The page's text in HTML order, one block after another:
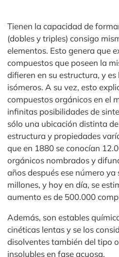
Tienen la capacidad de
(dobles y triples) consigo
elementos. Esto genera que
compuestos que poseen la
difieren en su estructura, y es
isómeros. A su vez, esto
compuestos orgánicos en el
infinitas posibilidades de
sólo una ubicación distinta
estructura y propiedades
que en 1880 se conocían
orgánicos nombrados y
años después ese número ya
millones, y hoy en día, se
aumento es de 500.000
Además, son estables
cinéticas lentas y se los
disolventes también del tipo
insolubles en fase acuosa.